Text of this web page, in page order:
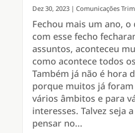
Dez 30, 2023| Comunicações
Fechou mais um ano, o
com esse fecho
assuntos, aconteceu
como acontece todos
Também já não é hora
porque muitos já
vários âmbitos e para
interesses. Talvez seja
pensar no...